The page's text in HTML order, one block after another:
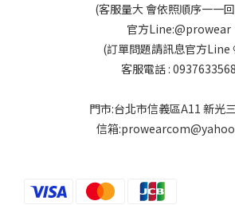
(客服量大 會依照順序一一
官方Line:@prowear
(訂單問題請訊息官方
客服電話 : 0937633568
門市:台北市信義區A11 新光
信箱